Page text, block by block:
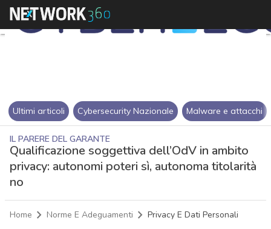
Ultimi articoli Cybersecurity Nazionale Malware e attacchi
IL PARERE DEL GARANTE
Qualificazione soggettiva dell’OdV in ambito
privacy: autonomi poteri sì, autonoma titolarità
no
Home Norme E Adeguamenti Privacy E Dati Personali